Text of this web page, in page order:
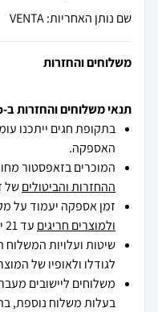
שם נותן האחריות: VENTA
משלוחים והחזרות
תנאי משלוחים והחזרות ב-zap
בתקופת חגים ייתכנו
האספקה.
המוכרים בזאפסטור
ההחזרות והביטוליםשל
זמן אספקה יעמוד על מקס' 7 ימי עסקים מיום
ולמוצרים חריגים עד 21 ימי עסקים .
שיטות ועלויות
לגודלו ולאופיו של
משלוחים ליישובים
בעלות משלוח נוספת,